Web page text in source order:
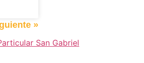
»
San Gabriel